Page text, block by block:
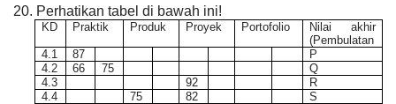
20. Perhatikan tabel di bawah ini!
KD Praktik Produk Proyek Portofolio
Nilai akhir
(Pembulatan
4.1
87
P
4.2
66 75
Q
4.3
92
R
4.4
75 82 S